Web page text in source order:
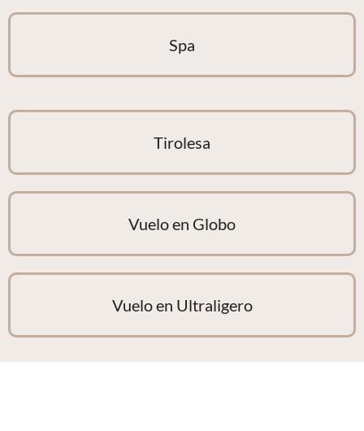
Spa
Tirolesa
Vuelo en Globo
Vuelo en Ultraligero